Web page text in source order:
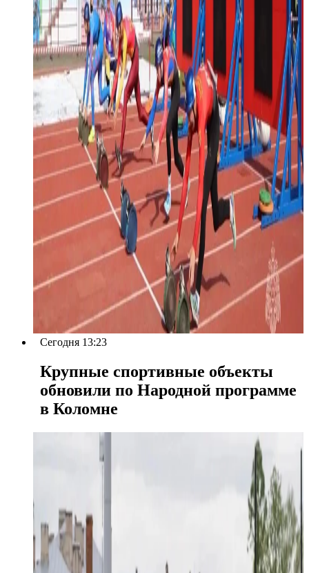
Сегодня 13:23
Крупные спортивные объекты
обновили по Народной программе
в Коломне